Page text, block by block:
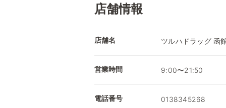
店舗情報
店舗名 ツルハドラッグ 函
営業時間 9:00〜21:50
電話番号 0138345268